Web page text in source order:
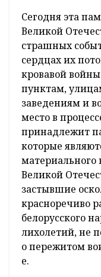
Сегодня эта
Великой
страшных
сердцах их
кровавой
пунктам,
заведениям и
место в
принадлежит
которые
Великой
застывшие
красноречиво
белорусского
лихолетий, не
о пережитом
е.